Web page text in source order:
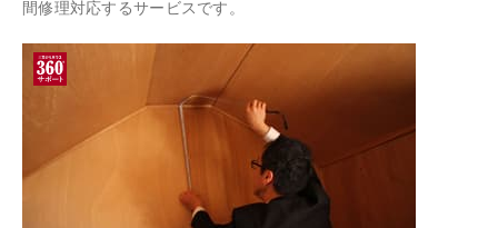
間修理対応するサービスです。